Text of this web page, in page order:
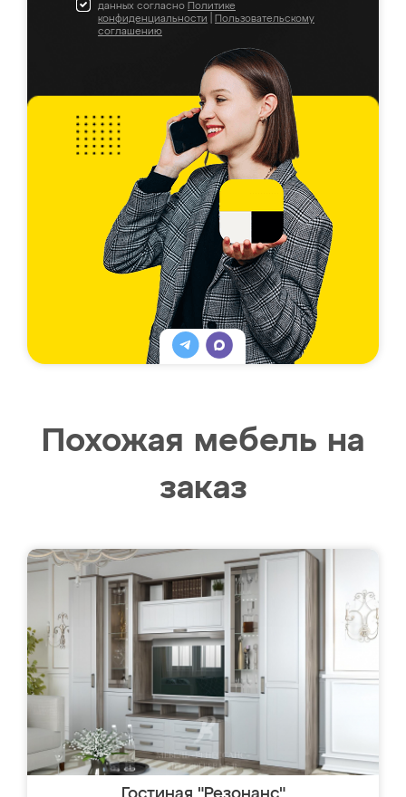
данных согласно Политике
конфиденциальности
Пользовательскому
соглашению
Похожая мебель на
заказ